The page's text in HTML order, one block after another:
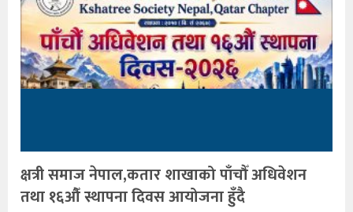
क्षत्री समाज नेपाल,कतार शाखाको पाँचौँ अधिवेशन
तथा १६औँ स्थापना दिवस आयोजना हुँदै